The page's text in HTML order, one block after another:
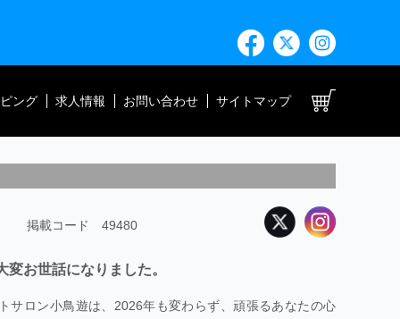
ング 求人情報 お問い合わせ サイトマップ
掲載コード 49480
変お世話になりました。
サロン小鳥遊は、2026年も変わらず、頑張るあなたの心